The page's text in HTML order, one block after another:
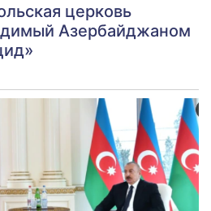
церковь
Азербайджаном